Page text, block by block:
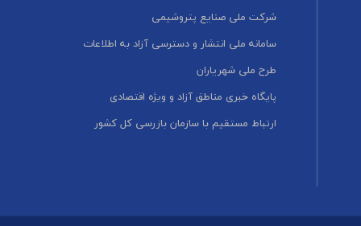
شرکت ملی صنایع پتروشیمی
سامانه ملی انتشار و دسترسی آزاد به اطلاعات
طرح ملی شهریاران
پایگاه خبری مناطق آزاد و ویژه اقتصادی
ارتباط مستقیم با سازمان بازرسی کل کشور